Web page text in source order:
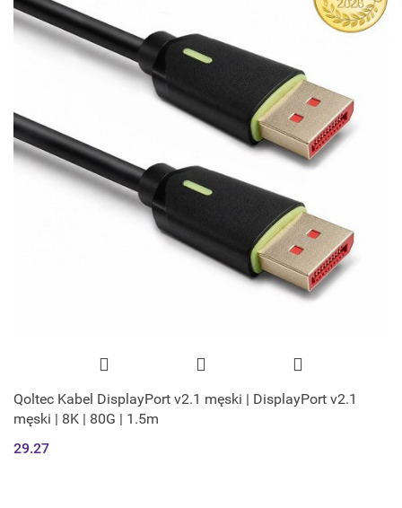
Qoltec Kabel DisplayPort v2.1 męski | DisplayPort v2.1
męski | 8K | 80G | 1.5m
29.27